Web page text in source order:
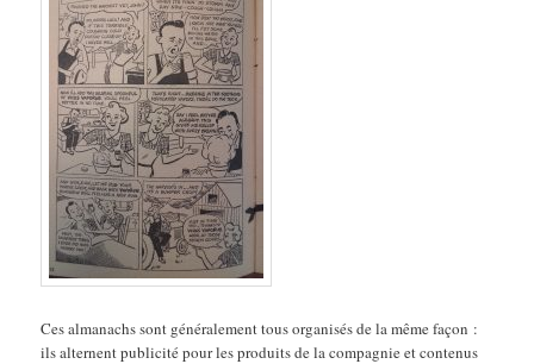
Ces almanachs sont généralement tous organisés de la même façon :
ils alternent publicité pour les produits de la compagnie et contenus